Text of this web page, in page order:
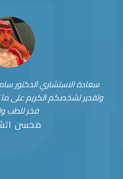
سعادة الاستشاري الدكتور
وتقدير لشخصكم الكريم على
فخر للطب
محسن